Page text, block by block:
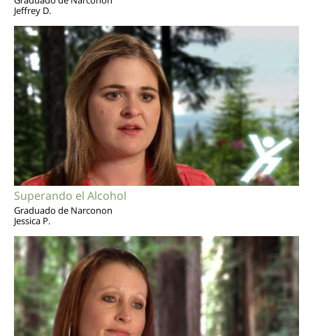
Jeffrey D.
Superando el Alcohol
Graduado de Narconon
Jessica P.